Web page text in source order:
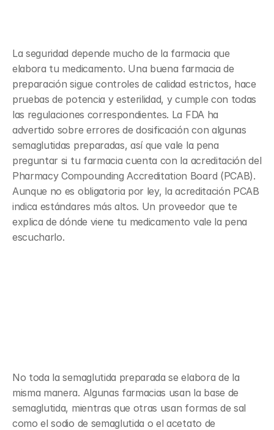
La seguridad depende mucho de la farmacia que
elabora tu medicamento. Una buena farmacia de
preparación sigue controles de calidad estrictos, hace
pruebas de potencia y esterilidad, y cumple con todas
las regulaciones correspondientes. La FDA ha
advertido sobre errores de dosificación con algunas
semaglutidas preparadas, así que vale la pena
preguntar si tu farmacia cuenta con la acreditación del
Pharmacy Compounding Accreditation Board (PCAB).
Aunque no es obligatoria por ley, la acreditación PCAB
indica estándares más altos. Un proveedor que te
explica de dónde viene tu medicamento vale la pena
escucharlo.
No toda la semaglutida preparada se elabora de la
misma manera. Algunas farmacias usan la base de
semaglutida, mientras que otras usan formas de sal
como el sodio de semaglutida o el acetato de